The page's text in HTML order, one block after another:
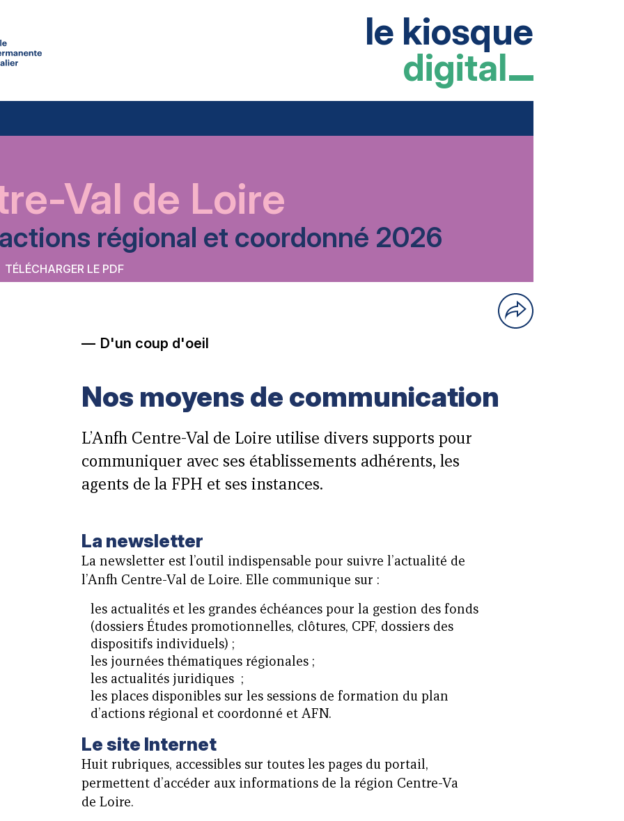
le kiosque
digital
Val de Loire
régional et coordonné 2026
TÉLÉCHARGER LE PDF
D'un coup d'oeil
Nos moyens de communication
L’Anfh Centre-Val de Loire utilise divers supports pour
communiquer avec ses établissements adhérents, les
agents de la FPH et ses instances.
La newsletter
La newsletter est l’outil indispensable pour suivre l’actualité de
l’Anfh Centre-Val de Loire. Elle communique sur :
les actualités et les grandes échéances pour la gestion des fonds
(dossiers Études promotionnelles, clôtures, CPF, dossiers des
dispositifs individuels) ;
les journées thématiques régionales ;
les actualités juridiques ;
les places disponibles sur les sessions de formation du plan
d’actions régional et coordonné et AFN.
Le site Internet
Huit rubriques, accessibles sur toutes les pages du portail,
permettent d’accéder aux informations de la région Centre-Va
de Loire.